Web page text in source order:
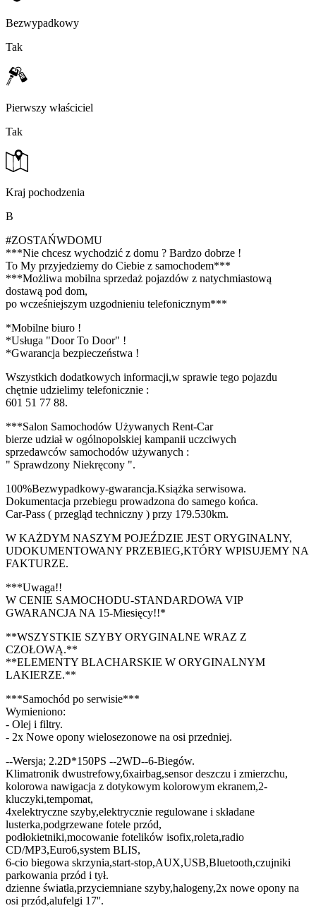
Bezwypadkowy
Tak
Pierwszy właściciel
Tak
Kraj pochodzenia
B
#ZOSTAŃWDOMU
***Nie chcesz wychodzić z domu ? Bardzo dobrze !
To My przyjedziemy do Ciebie z samochodem***
***Możliwa mobilna sprzedaż pojazdów z natychmiastową
dostawą pod dom,
po wcześniejszym uzgodnieniu telefonicznym***
*Mobilne biuro !
*Usługa "Door To Door" !
*Gwarancja bezpieczeństwa !
Wszystkich dodatkowych informacji,w sprawie tego pojazdu
chętnie udzielimy telefonicznie :
601 51 77 88.
***Salon Samochodów Używanych Rent-Car
bierze udział w ogólnopolskiej kampanii uczciwych
sprzedawców samochodów używanych :
" Sprawdzony Niekręcony ".
100%Bezwypadkowy-gwarancja.Książka serwisowa.
Dokumentacja przebiegu prowadzona do samego końca.
Car-Pass ( przegląd techniczny ) przy 179.530km.
W KAŻDYM NASZYM POJEŹDZIE JEST ORYGINALNY,
UDOKUMENTOWANY PRZEBIEG,KTÓRY WPISUJEMY NA
FAKTURZE.
***Uwaga!!
W CENIE SAMOCHODU-STANDARDOWA VIP
GWARANCJA NA 15-Miesięcy!!*
**WSZYSTKIE SZYBY ORYGINALNE WRAZ Z
CZOŁOWĄ.**
**ELEMENTY BLACHARSKIE W ORYGINALNYM
LAKIERZE.**
***Samochód po serwisie***
Wymieniono:
- Olej i filtry.
- 2x Nowe opony wielosezonowe na osi przedniej.
--Wersja; 2.2D*150PS --2WD--6-Biegów.
Klimatronik dwustrefowy,6xairbag,sensor deszczu i zmierzchu,
kolorowa nawigacja z dotykowym kolorowym ekranem,2-
kluczyki,tempomat,
4xelektryczne szyby,elektrycznie regulowane i składane
lusterka,podgrzewane fotele przód,
podłokietniki,mocowanie fotelików isofix,roleta,radio
CD/MP3,Euro6,system BLIS,
6-cio biegowa skrzynia,start-stop,AUX,USB,Bluetooth,czujniki
parkowania przód i tył.
dzienne światła,przyciemniane szyby,halogeny,2x nowe opony na
osi przód,alufelgi 17''.